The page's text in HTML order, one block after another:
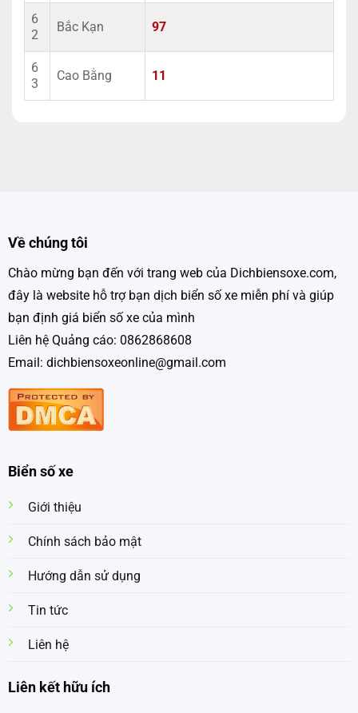
6
2
Bắc Kạn 97
6
3
Cao Bằng 11
Về chúng tôi
Chào mừng bạn đến với trang web của Dichbiensoxe.com,
đây là website hỗ trợ bạn dịch biển số xe miễn phí và giúp
bạn định giá biển số xe của mình
Liên hệ Quảng cáo: 0862868608
Email: dichbiensoxeonline@gmail.com
Biển số xe
Giới thiệu
Chính sách bảo mật
Hướng dẫn sử dụng
Tin tức
Liên hệ
Liên kết hữu ích